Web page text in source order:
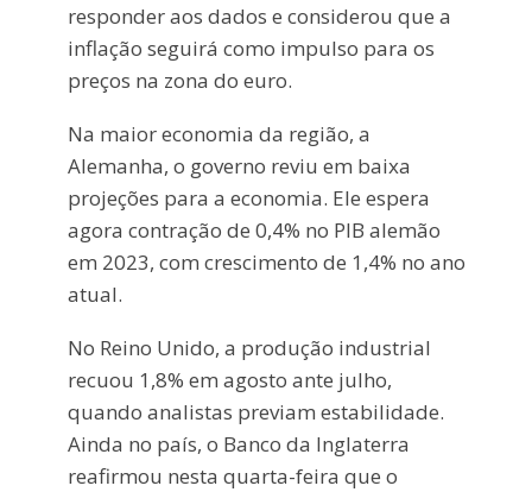
responder aos dados e considerou que a
inflação seguirá como impulso para os
preços na zona do euro.
Na maior economia da região, a
Alemanha, o governo reviu em baixa
projeções para a economia. Ele espera
agora contração de 0,4% no PIB alemão
em 2023, com crescimento de 1,4% no ano
atual.
No Reino Unido, a produção industrial
recuou 1,8% em agosto ante julho,
quando analistas previam estabilidade.
Ainda no país, o Banco da Inglaterra
reafirmou nesta quarta-feira que o